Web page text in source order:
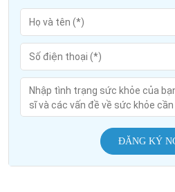
ĐĂNG KÝ